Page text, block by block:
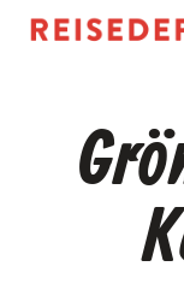
Zum